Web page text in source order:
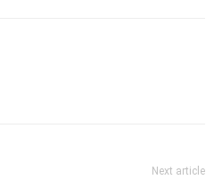
Next article